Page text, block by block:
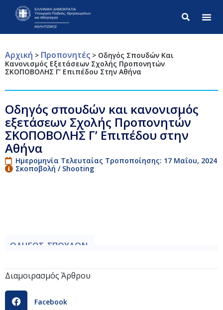
Αρχική > Προπονητές > Οδηγός Σπουδών Και
Κανονισμός Εξετάσεων Σχολής Προπονητών
ΣΚΟΠΟΒΟΛΗΣ Γ’ Επιπέδου Στην Αθήνα
Οδηγός σπουδών και κανονισμός
εξετάσεων Σχολής Προπονητών
ΣΚΟΠΟΒΟΛΗΣ Γ’ Επιπέδου στην
Αθήνα
Ημερομηνία Τελευταίας Τροποποίησης: 17 Μαΐου, 2024
Σκοποβολή / Shooting
ΟΔΗΓΟΣ_ΣΠΟΥΔΩΝ_-
Διαμοιρασμός Άρθρου
Facebook